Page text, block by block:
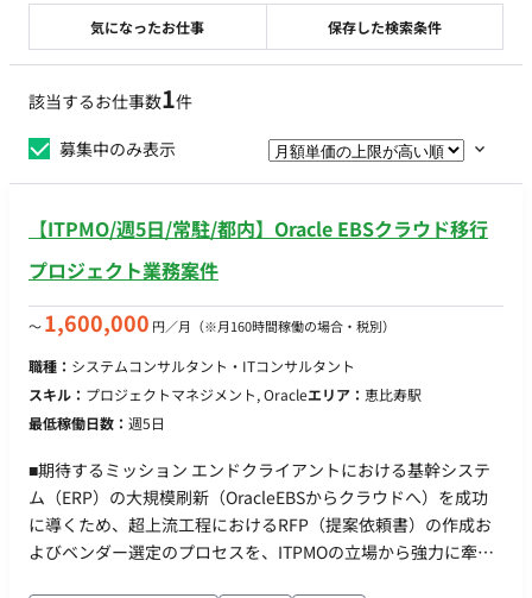
該当するお仕事数1件
募集中のみ表示
【ITPMO/週5日/常駐/都内】Oracle EBSクラウド移行
プロジェクト業務案件
〜1,600,000 円／月 （※月160時間稼働の場合・税別）
職種： システムコンサルタント・ITコンサルタント
スキル： プロジェクトマネジメント, Oracleエリア： 恵比寿駅
最低稼働日数： 週5日
■期待するミッション エンドクライアントにおける基幹システ
ム（ERP）の大規模刷新（OracleEBSからクラウドへ）を成功
に導くため、超上流工程におけるRFP（提案依頼書）の作成お
よびベンダー選定のプロセスを、ITPMOの立場から強力に牽引
気になったお仕事 保存した検索条件